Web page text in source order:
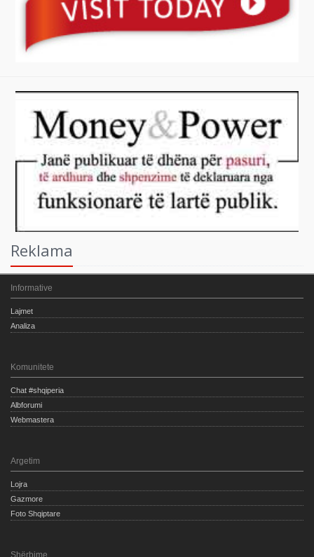
Reklama
Informative
Lajmet
Analiza
Komunitete
Chat #shqiperia
Albforumi
Webmastera
Argetim
Lojra
Gazmore
Foto Shqiptare
Shërbime